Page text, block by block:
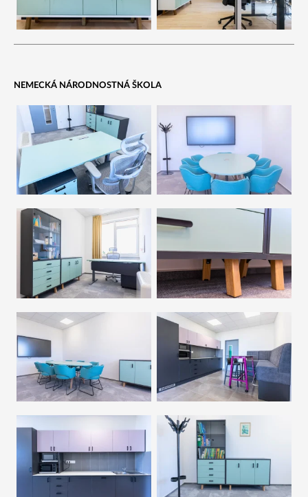
NEMECKÁ NÁRODNOSTNÁ ŠKOLA